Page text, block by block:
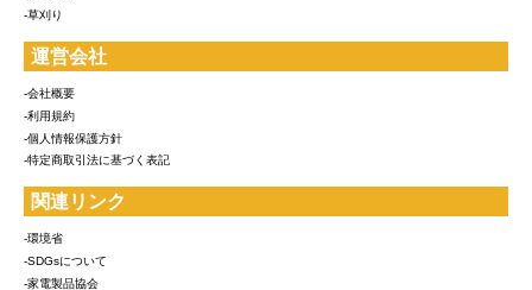
-草刈り
運営会社
-会社概要
-利用規約
-個人情報保護方針
-特定商取引法に基づく表記
関連リンク
-環境省
-SDGsについて
-家電製品協会